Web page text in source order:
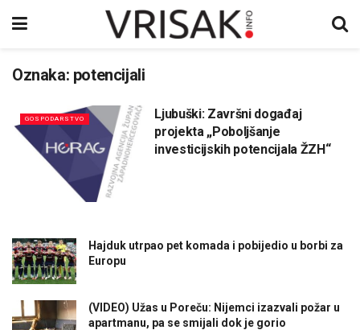
Oznaka: potencijali
GOSPODARSTVO
Ljubuški: Završni događaj
projekta „Poboljšanje
investicijskih potencijala ŽZH“
Hajduk utrpao pet komada i pobijedio u borbi za
Europu
(VIDEO) Užas u Poreču: Nijemci izazvali požar u
apartmanu, pa se smijali dok je gorio